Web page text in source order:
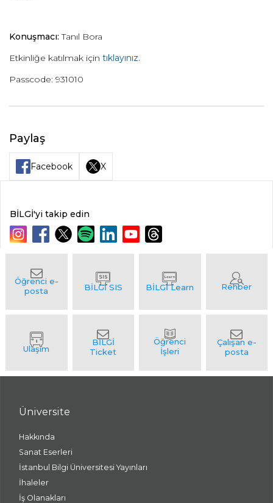
Konuşmacı:Tanıl Bora
Etkinliğe katılmak için tıklayınız.
Passcode: 931010
Paylaş
Facebook X
BİLGİ'yi takip edin
Üniversite
Hakkında
Sanat Eserleri
İstanbul Bilgi Üniversitesi Yayınları
İhaleler
İş Olanakları